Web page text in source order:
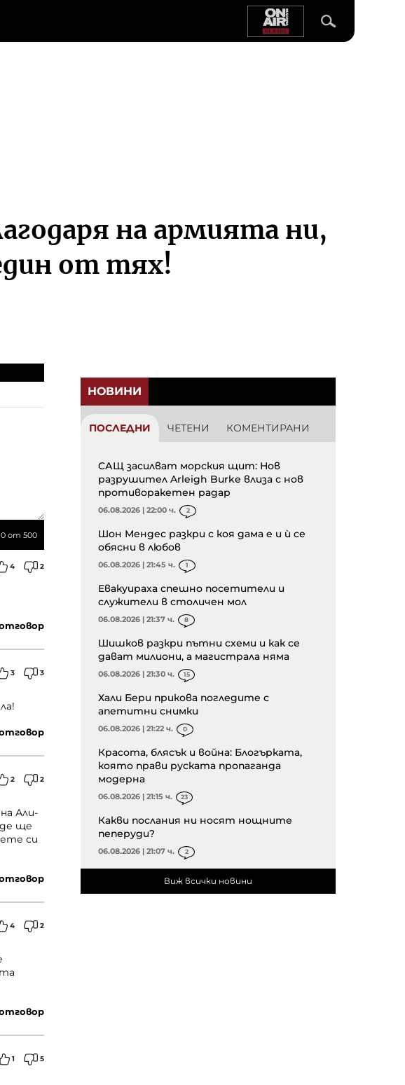
на армията ни,
от тях!
0 от 500
4 2
3 3
2 2
Али-
ще
си
4 2
1 5
НОВИНИ
ПОСЛЕДНИ ЧЕТЕНИ КОМЕНТИРАНИ
САЩ засилват морския щит: Нов
разрушител Arleigh Burke влиза с нов
противоракетен радар
06.08.2026 | 22:00 ч. 2
Шон Мендес разкри с коя дама е и ѝ се
обясни в любов
06.08.2026 | 21:45 ч. 1
Евакуираха спешно посетители и
служители в столичен мол
06.08.2026 | 21:37 ч. 8
Шишков разкри пътни схеми и как се
дават милиони, а магистрала няма
06.08.2026 | 21:30 ч. 15
Хали Бери прикова погледите с
апетитни снимки
06.08.2026 | 21:22 ч. 0
Красота, блясък и война: Блогърката,
която прави руската пропаганда
модерна
06.08.2026 | 21:15 ч. 23
Какви послания ни носят нощните
пеперуди?
06.08.2026 | 21:07 ч. 2
Виж всички новини